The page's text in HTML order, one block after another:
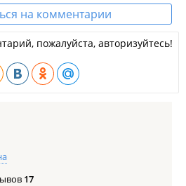
в Приморском,
на комментарии
пожалуйста, авторизуйтесь!
17